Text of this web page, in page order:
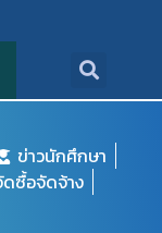
ข่าวนักศึกษา
ดซื้อจัดจ้าง